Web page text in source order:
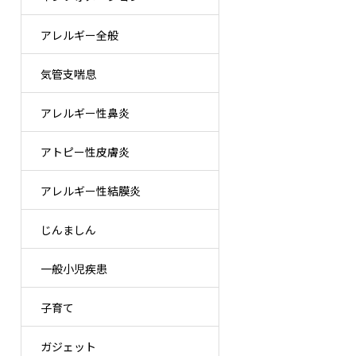
アレルギー全般
気管支喘息
アレルギー性鼻炎
アトピー性皮膚炎
アレルギー性結膜炎
じんましん
一般小児疾患
子育て
ガジェット